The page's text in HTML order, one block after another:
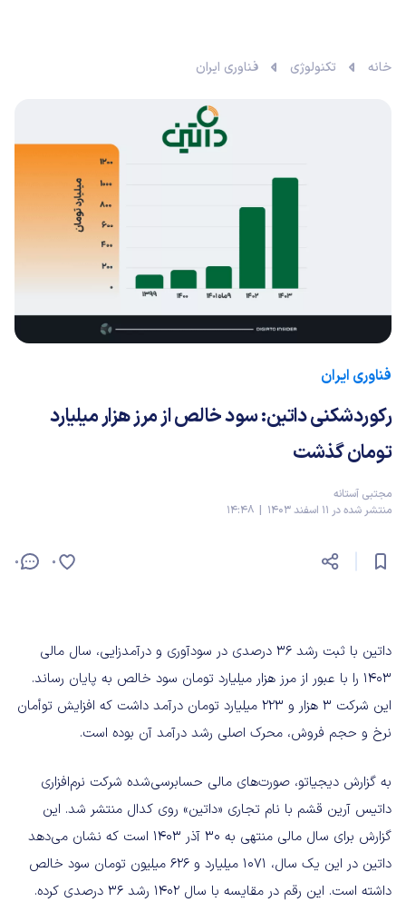
خانه تکنولوژی فناوری ایران
فناوری ایران
رکوردشکنی داتین: سود خالص از مرز هزار میلیارد
تومان گذشت
مجتبی آستانه
منتشر شده در 11 اسفند 1403 | 14:48
0 0
داتین با ثبت رشد 36 درصدی در سودآوری و درآمدزایی، سال مالی
1403 را با عبور از مرز هزار میلیارد تومان سود خالص به پایان رساند.
این شرکت 3 هزار و 223 میلیارد تومان درآمد داشت که افزایش توأمان
نرخ و حجم فروش، محرک اصلی رشد درآمد آن بوده است.
به گزارش دیجیاتو، صورت‌های مالی حسابرسی‌شده شرکت نرم‌افزاری
داتیس آرین قشم با نام تجاری «داتین» روی کدال منتشر شد. این
گزارش برای سال مالی منتهی به 30 آذر 1403 است که نشان می‌دهد
داتین در این یک سال، 1071 میلیارد و 626 میلیون تومان سود خالص
داشته است. این رقم در مقایسه با سال 1402 رشد 36 درصدی کرده.